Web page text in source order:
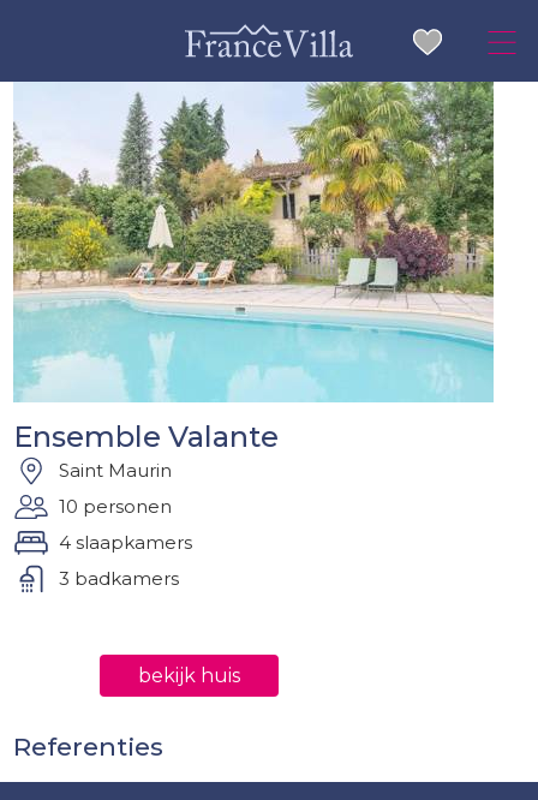
Ensemble Valante
Saint Maurin
10 personen
4 slaapkamers
3 badkamers
bekijk huis
Referenties